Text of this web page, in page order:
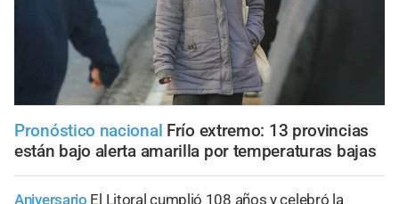
Pronóstico nacional Frío extremo: 13 provincias
están bajo alerta amarilla por temperaturas bajas
Aniversario El Litoral cumplió 108 años y celebró la